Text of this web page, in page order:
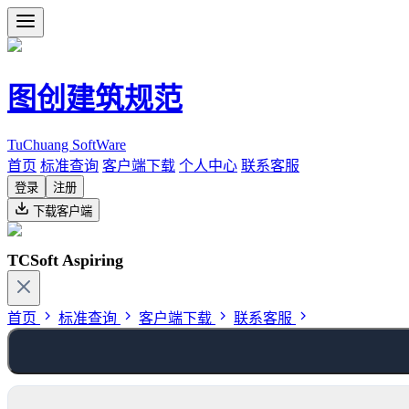
图创建筑规范
TuChuang SoftWare
首页 标准查询 客户端下载 个人中心 联系客服
登录
注册
下载客户端
TCSoft Aspiring
首页 标准查询 客户端下载 联系客服